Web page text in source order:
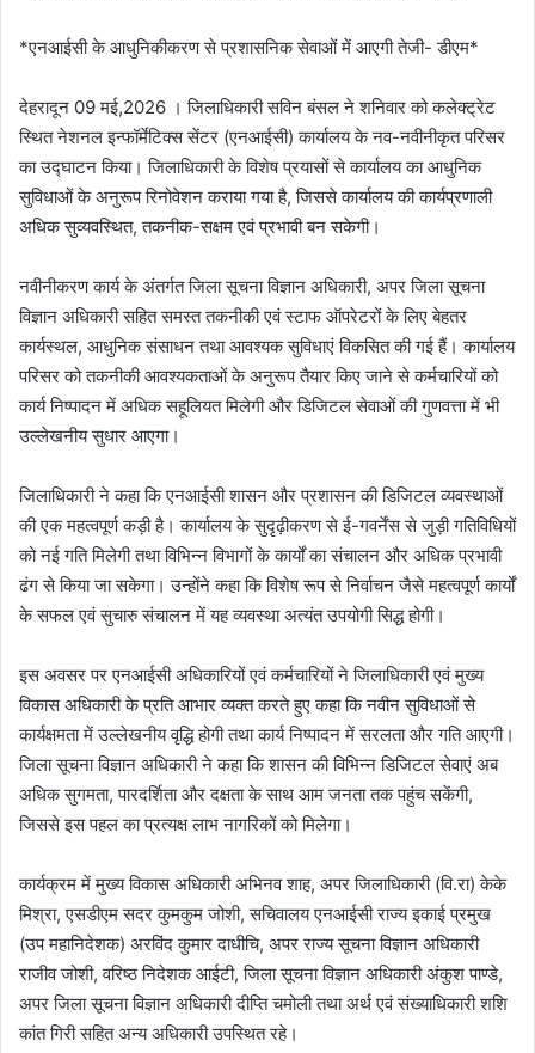
*एनआईसी के आधुनिकीकरण से प्रशासनिक सेवाओं में आएगी तेजी- डीएम*
देहरादून 09 मई,2026 । जिलाधिकारी सविन बंसल ने शनिवार को कलेक्ट्रेट
स्थित नेशनल इन्फॉर्मेटिक्स सेंटर (एनआईसी) कार्यालय के नव-नवीनीकृत परिसर
का उद्घाटन किया। जिलाधिकारी के विशेष प्रयासों से कार्यालय का आधुनिक
सुविधाओं के अनुरूप रिनोवेशन कराया गया है, जिससे कार्यालय की कार्यप्रणाली
अधिक सुव्यवस्थित, तकनीक-सक्षम एवं प्रभावी बन सकेगी।
नवीनीकरण कार्य के अंतर्गत जिला सूचना विज्ञान अधिकारी, अपर जिला सूचना
विज्ञान अधिकारी सहित समस्त तकनीकी एवं स्टाफ ऑपरेटरों के लिए बेहतर
कार्यस्थल, आधुनिक संसाधन तथा आवश्यक सुविधाएं विकसित की गई हैं। कार्यालय
परिसर को तकनीकी आवश्यकताओं के अनुरूप तैयार किए जाने से कर्मचारियों को
कार्य निष्पादन में अधिक सहूलियत मिलेगी और डिजिटल सेवाओं की गुणवत्ता में भी
उल्लेखनीय सुधार आएगा।
जिलाधिकारी ने कहा कि एनआईसी शासन और प्रशासन की डिजिटल व्यवस्थाओं
की एक महत्वपूर्ण कड़ी है। कार्यालय के सुदृढ़ीकरण से ई-गवर्नेंस से जुड़ी गतिविधियों
को नई गति मिलेगी तथा विभिन्न विभागों के कार्यों का संचालन और अधिक प्रभावी
ढंग से किया जा सकेगा। उन्होंने कहा कि विशेष रूप से निर्वाचन जैसे महत्वपूर्ण कार्यों
के सफल एवं सुचारु संचालन में यह व्यवस्था अत्यंत उपयोगी सिद्ध होगी।
इस अवसर पर एनआईसी अधिकारियों एवं कर्मचारियों ने जिलाधिकारी एवं मुख्य
विकास अधिकारी के प्रति आभार व्यक्त करते हुए कहा कि नवीन सुविधाओं से
कार्यक्षमता में उल्लेखनीय वृद्धि होगी तथा कार्य निष्पादन में सरलता और गति आएगी।
जिला सूचना विज्ञान अधिकारी ने कहा कि शासन की विभिन्न डिजिटल सेवाएं अब
अधिक सुगमता, पारदर्शिता और दक्षता के साथ आम जनता तक पहुंच सकेंगी,
जिससे इस पहल का प्रत्यक्ष लाभ नागरिकों को मिलेगा।
कार्यक्रम में मुख्य विकास अधिकारी अभिनव शाह, अपर जिलाधिकारी (वि.रा) केके
मिश्रा, एसडीएम सदर कुमकुम जोशी, सचिवालय एनआईसी राज्य इकाई प्रमुख
(उप महानिदेशक) अरविंद कुमार दाधीचि, अपर राज्य सूचना विज्ञान अधिकारी
राजीव जोशी, वरिष्ठ निदेशक आईटी, जिला सूचना विज्ञान अधिकारी अंकुश पाण्डे,
अपर जिला सूचना विज्ञान अधिकारी दीप्ति चमोली तथा अर्थ एवं संख्याधिकारी शशि
कांत गिरी सहित अन्य अधिकारी उपस्थित रहे।